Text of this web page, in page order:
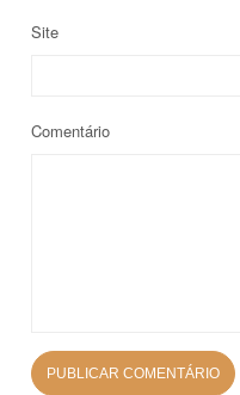
Site
Comentário